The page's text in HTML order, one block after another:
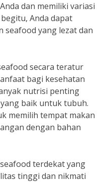
dan memiliki variasi
Anda dapat
seafood yang lezat dan
secara teratur
bagi kesehatan
nutrisi penting
baik untuk tubuh.
memilih tempat makan
dengan bahan
terdekat yang
tinggi dan nikmati